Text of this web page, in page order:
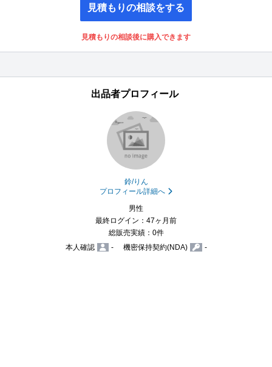
見積もりの相談をする
見積もりの相談後に購入できます
出品者プロフィール
鈴/りん
プロフィール詳細へ
男性
最終ログイン：47ヶ月前
総販売実績：0件
本人確認
- 機密保持契約(NDA) -